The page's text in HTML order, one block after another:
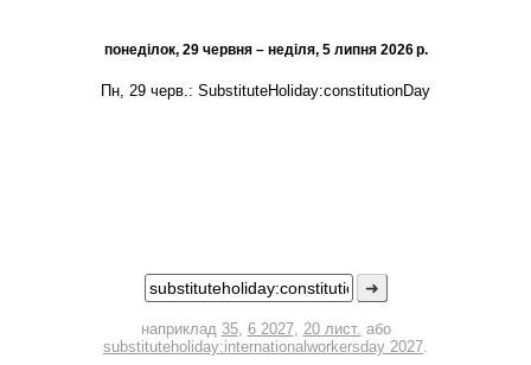
понеділок, 29 червня – неділя, 5 липня 2026 р.
Пн, 29 черв.: SubstituteHoliday:constitutionDay
➜
наприклад 35, 6 2027, 20 лист. або
substituteholiday:internationalworkersday 2027.